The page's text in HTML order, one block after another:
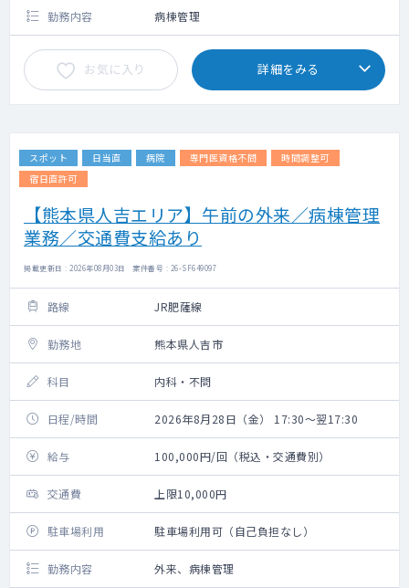
勤務内容 病棟管理
お気に入り 詳細をみる
スポット 日当直 病院 専門医資格不問
時間調整可
宿日直許可
【熊本県人吉エリア】午前の外来／病棟管理
業務／交通費支給あり
掲載更新日 : 2026年08月03日 案件番号 : 26-SF649097
路線 JR肥薩線
勤務地 熊本県人吉市
科目 内科・不問
日程/時間 2026年8月28日（金） 17:30～翌17:30
給与 100,000円/回（税込・交通費別）
交通費 上限10,000円
駐車場利用 駐車場利用可（自己負担なし）
勤務内容 外来、病棟管理